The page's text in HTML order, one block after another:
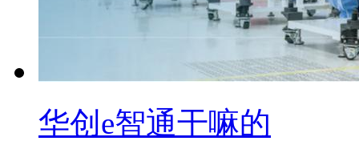
华创e智通干嘛的